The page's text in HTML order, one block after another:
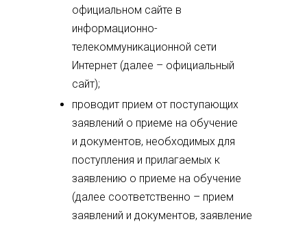
официальном сайте в
информационно-
телекоммуникационной сети
Интернет (далее – официальный
сайт);
проводит прием от поступающих
заявлений о приеме на обучение
и документов, необходимых для
поступления и прилагаемых к
заявлению о приеме на обучение
(далее соответственно – прием
заявлений и документов, заявление